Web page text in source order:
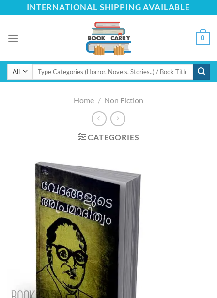
to
INTERNATIONAL SHIPPING AVAILABLE
0
Search
Home / Non Fiction
CATEGORIES